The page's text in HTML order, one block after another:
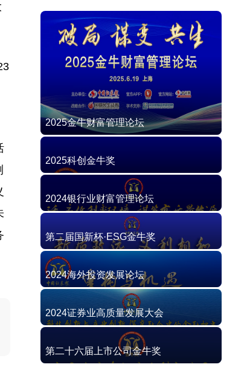
2025金牛财富管理论坛
2025科创金牛奖
2024银行业财富管理论坛
第二届国新杯·ESG金牛奖
2024海外投资发展论坛
2024证券业高质量发展大会
第二十六届上市公司金牛奖